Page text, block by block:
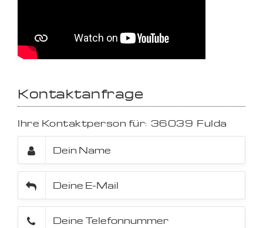
Kontaktanfrage
Ihre Kontaktperson für: 36039 Fulda